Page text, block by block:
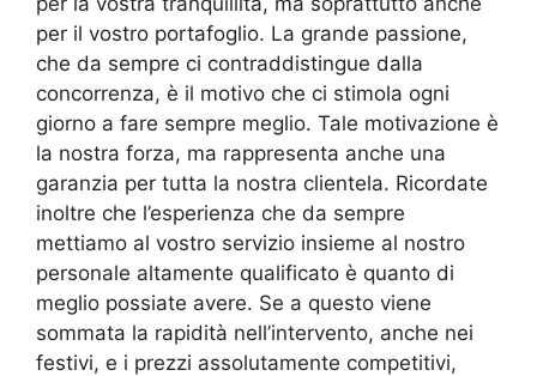
per il vostro portafoglio. La grande passione,
che da sempre ci contraddistingue dalla
concorrenza, è il motivo che ci stimola ogni
giorno a fare sempre meglio. Tale motivazione è
la nostra forza, ma rappresenta anche una
garanzia per tutta la nostra clientela. Ricordate
inoltre che l’esperienza che da sempre
mettiamo al vostro servizio insieme al nostro
personale altamente qualificato è quanto di
meglio possiate avere. Se a questo viene
sommata la rapidità nell’intervento, anche nei
festivi, e i prezzi assolutamente competitivi,